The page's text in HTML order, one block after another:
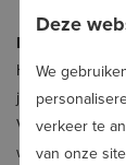
Hoewel deze
juridisch
Vlaams
wetgeving van
Deze
We
verkeer te
van onze